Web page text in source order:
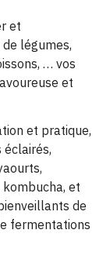
et
légumes,
… vos
et
et pratique,
éclairés,
et
de
fermentations